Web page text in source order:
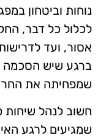
נוחות וביטחון
לכלול כל דבר,
אסור, ועד
ברגע שיש הסכמה
שמפחיתה את
חשוב לנהל שיחות
שמגיעים לרגע